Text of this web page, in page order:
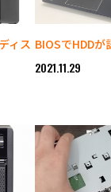
ィス BIOSでHDDが
2021.11.29